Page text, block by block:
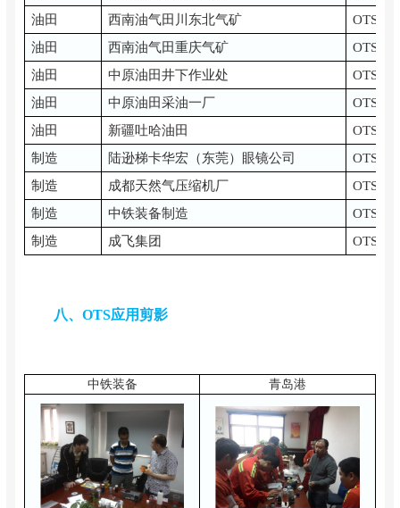
油田
西南油气田川东北气矿
OTS-EH
油田
西南油气田重庆气矿
OTS-EH
油田
中原油田井下作业处
OTS-EH
油田
中原油田采油一厂
OTS-EH
油田
新疆吐哈油田
OTS-EH
制造
陆逊梯卡华宏（东莞）眼镜公司
OTS-BH
制造
成都天然气压缩机厂
OTS-E
制造
中铁装备制造
OTS-EH
制造
成飞集团 OTS-EH
八、OTS应用剪影
中铁装备 青岛港